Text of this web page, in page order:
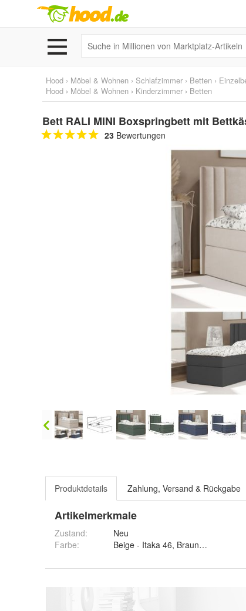
Hood › Möbel & Wohnen › Schlafzimmer › Betten ›
Hood › Möbel & Wohnen › Kinderzimmer › Betten
Bett RALI MINI Boxspringbett mit
23 Bewertungen
Produktdetails Zahlung, Versand & Rückgabe
Artikelmerkmale
Zustand:
Neu
Farbe: Beige - Itaka 46, Braun - Itaka 20,